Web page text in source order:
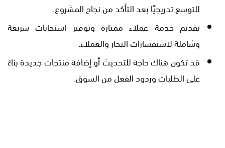
للتوسع تدريجيًا بعد التأكد من نجاح المشروع.
تقديم خدمة عملاء ممتازة وتوفير استجابات سريعة
وشاملة لاستفسارات التجار والعملاء.
قد تكون هناك حاجة للتحديث أو إضافة منتجات جديدة بناءً
على الطلبات وردود الفعل من السوق.